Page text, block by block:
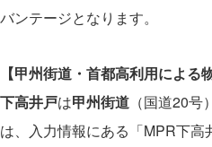
バンテージとなります。
【甲州街道・首都高利用による
下高井戸は甲州街道 （国道20
は、入力情報にある「MPR下